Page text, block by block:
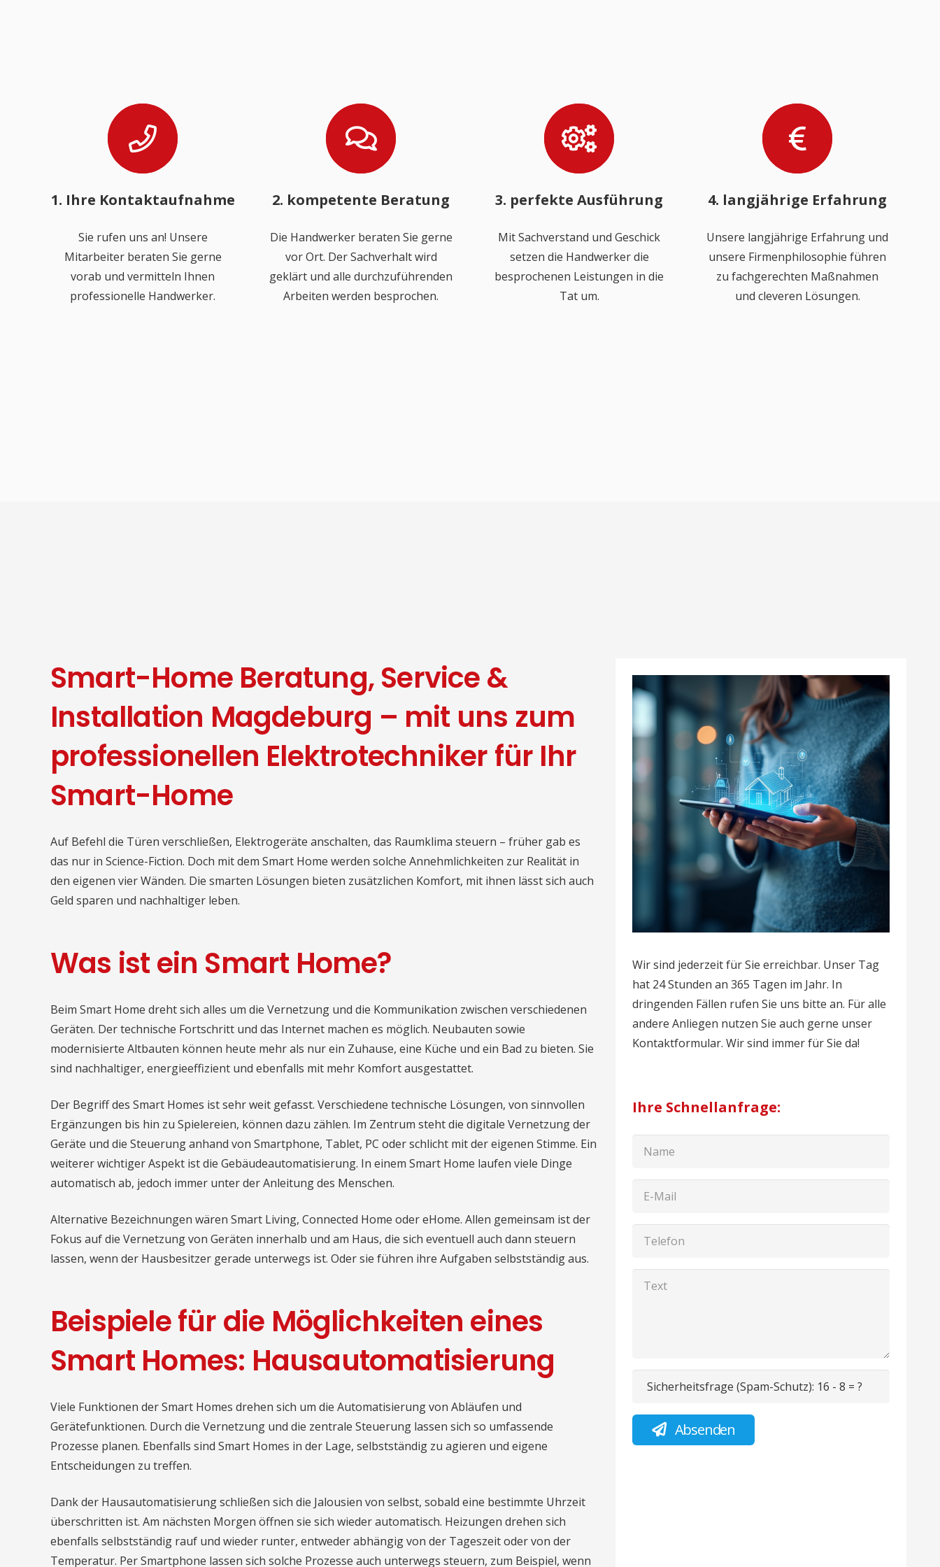
1. Ihre Kontaktaufnahme
Sie rufen uns an! Unsere
Mitarbeiter beraten Sie gerne
vorab und vermitteln Ihnen
professionelle Handwerker.
2. kompetente Beratung
Die Handwerker beraten Sie gerne
vor Ort. Der Sachverhalt wird
geklärt und alle durchzuführenden
Arbeiten werden besprochen.
3. perfekte Ausführung
Mit Sachverstand und Geschick
setzen die Handwerker die
besprochenen Leistungen in die
Tat um.
4. langjährige Erfahrung
Unsere langjährige Erfahrung und
unsere Firmenphilosophie führen
zu fachgerechten Maßnahmen
und cleveren Lösungen.
Smart-Home Beratung, Service &
Installation Magdeburg – mit uns zum
professionellen Elektrotechniker für Ihr
Smart-Home
Auf Befehl die Türen verschließen, Elektrogeräte anschalten, das Raumklima steuern – früher gab es
das nur in Science-Fiction. Doch mit dem Smart Home werden solche Annehmlichkeiten zur Realität in
den eigenen vier Wänden. Die smarten Lösungen bieten zusätzlichen Komfort, mit ihnen lässt sich auch
Geld sparen und nachhaltiger leben.
Was ist ein Smart Home?
Beim Smart Home dreht sich alles um die Vernetzung und die Kommunikation zwischen verschiedenen
Geräten. Der technische Fortschritt und das Internet machen es möglich. Neubauten sowie
modernisierte Altbauten können heute mehr als nur ein Zuhause, eine Küche und ein Bad zu bieten. Sie
sind nachhaltiger, energieeffizient und ebenfalls mit mehr Komfort ausgestattet.
Der Begriff des Smart Homes ist sehr weit gefasst. Verschiedene technische Lösungen, von sinnvollen
Ergänzungen bis hin zu Spielereien, können dazu zählen. Im Zentrum steht die digitale Vernetzung der
Geräte und die Steuerung anhand von Smartphone, Tablet, PC oder schlicht mit der eigenen Stimme. Ein
weiterer wichtiger Aspekt ist die Gebäudeautomatisierung. In einem Smart Home laufen viele Dinge
automatisch ab, jedoch immer unter der Anleitung des Menschen.
Alternative Bezeichnungen wären Smart Living, Connected Home oder eHome. Allen gemeinsam ist der
Fokus auf die Vernetzung von Geräten innerhalb und am Haus, die sich eventuell auch dann steuern
lassen, wenn der Hausbesitzer gerade unterwegs ist. Oder sie führen ihre Aufgaben selbstständig aus.
Beispiele für die Möglichkeiten eines
Smart Homes: Hausautomatisierung
Viele Funktionen der Smart Homes drehen sich um die Automatisierung von Abläufen und
Gerätefunktionen. Durch die Vernetzung und die zentrale Steuerung lassen sich so umfassende
Prozesse planen. Ebenfalls sind Smart Homes in der Lage, selbstständig zu agieren und eigene
Entscheidungen zu treffen.
Dank der Hausautomatisierung schließen sich die Jalousien von selbst, sobald eine bestimmte Uhrzeit
überschritten ist. Am nächsten Morgen öffnen sie sich wieder automatisch. Heizungen drehen sich
ebenfalls selbstständig rauf und wieder runter, entweder abhängig von der Tageszeit oder von der
Temperatur. Per Smartphone lassen sich solche Prozesse auch unterwegs steuern, zum Beispiel, wenn
Wir sind jederzeit für Sie erreichbar. Unser Tag
hat 24 Stunden an 365 Tagen im Jahr. In
dringenden Fällen rufen Sie uns bitte an. Für alle
andere Anliegen nutzen Sie auch gerne unser
Kontaktformular. Wir sind immer für Sie da!
Ihre Schnellanfrage:
Sicherheitsfrage (Spam-Schutz): 16 - 8 = ?
Absenden